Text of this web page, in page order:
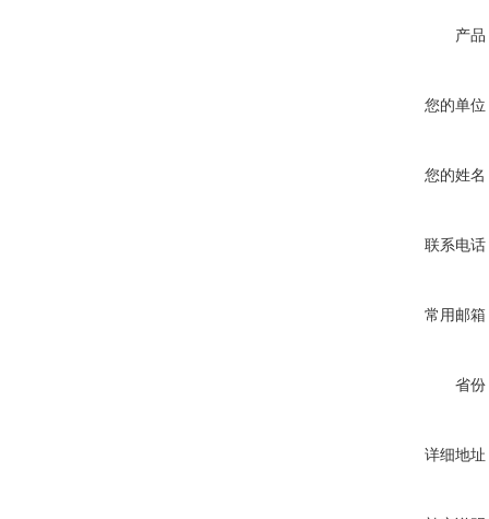
产品
您的单位
您的姓名
联系电话
常用邮箱
省份
详细地址